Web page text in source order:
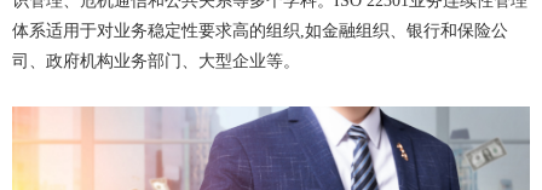
体系适用于对业务稳定性要求高的组织,如金融组织、银行和保险公
司、政府机构业务部门、大型企业等。